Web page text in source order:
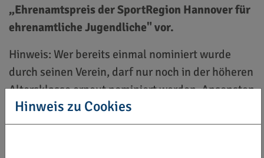
„Ehrenamtspreis der SportRegion Hannover für
ehrenamtliche Jugendliche" vor.
Hinweis: Wer bereits einmal nominiert wurde
durch seinen Verein, darf nur noch in der höheren
Altersklasse erneut nominiert werden. Ansonsten
sind Doppelnominierungen ausgeschlossen.
Hinweis zu Cookies